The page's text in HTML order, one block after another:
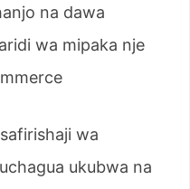
na dawa
wa mipaka nje
wa
ukubwa na